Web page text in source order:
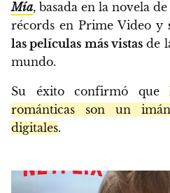
Mía, basada en la novela
récords en Prime Video y
las películas más vistas de
mundo.
Su éxito confirmó que
románticas son un
digitales.